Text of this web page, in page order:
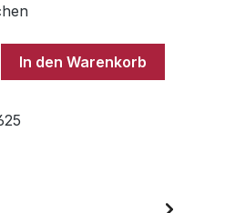
Gib den
In den Warenkorb